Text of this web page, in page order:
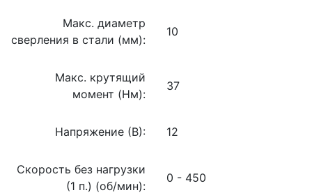
Макс. диаметр
сверления в стали (мм):
10
Макс. крутящий
момент (Нм):
37
Напряжение (В): 12
Скорость без нагрузки
(1 п.) (об/мин):
0 - 450